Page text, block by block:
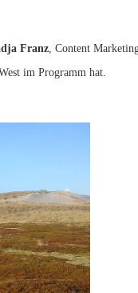
Franz, Content
im Programm hat.